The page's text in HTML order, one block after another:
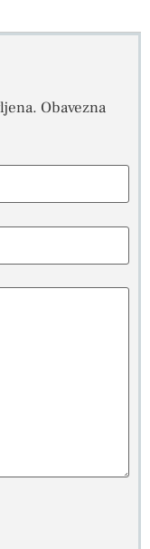
Obavezna